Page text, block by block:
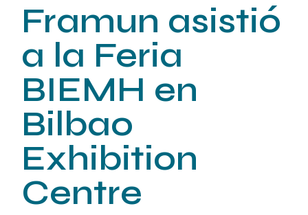
Framun asistió
a la Feria
BIEMH en
Bilbao
Exhibition
Centre